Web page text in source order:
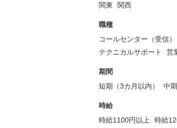
関東
関西
職種
コールセンター（受信）
テクニカルサポート
営
期間
短期（3カ月以内）
中
時給
時給1100円以上
時給